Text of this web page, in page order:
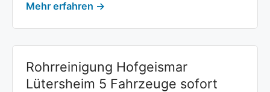
Mehr erfahren →
Rohrreinigung Hofgeismar
Lütersheim 5 Fahrzeuge sofort